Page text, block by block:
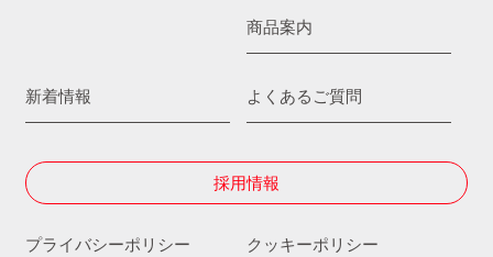
商品案内
新着情報 よくあるご質問
採用情報
プライバシーポリシー
クッキーポリシー